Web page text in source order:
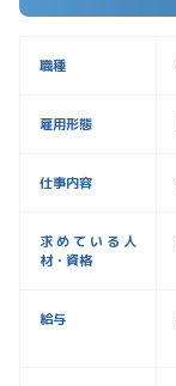
職種
雇用形態
仕事内容
求めている人
材・資格
給与